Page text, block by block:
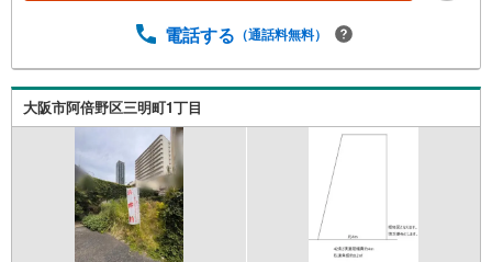
電話する （通話料無料）
大阪市阿倍野区三明町1丁目